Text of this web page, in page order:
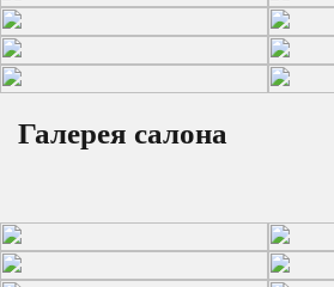
Галерея салона